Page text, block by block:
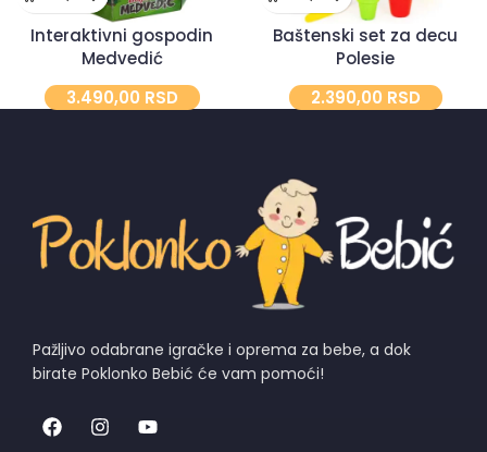
Interaktivni gospodin
Medvedić
3.490,00 RSD
Baštenski set za decu
Polesie
2.390,00 RSD
Pažljivo odabrane igračke i oprema za bebe, a dok
birate Poklonko Bebić će vam pomoći!